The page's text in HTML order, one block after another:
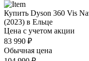
Купить Dyson 360 Vis
(2023) в Ельце
Цена с учетом акции
83 990 ₽
Обычная цена